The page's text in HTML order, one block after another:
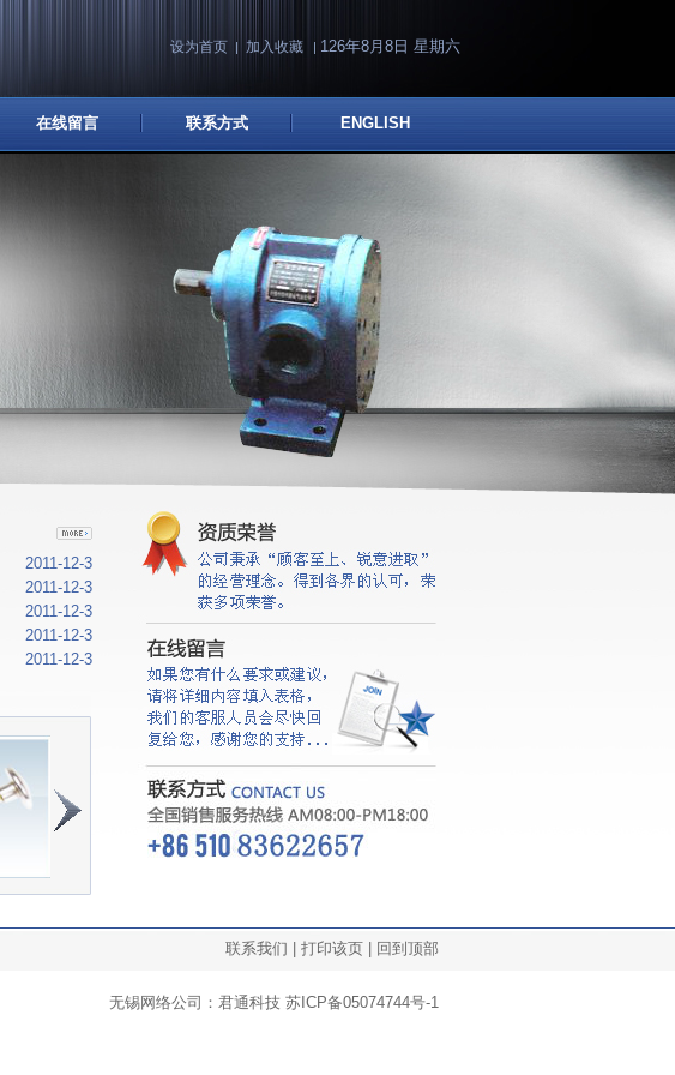
设为首页 | 加入收藏 | 126年8月8日 星期六
在线留言 联系方式 ENGLISH
2011-12-3
2011-12-3
2011-12-3
2011-12-3
2011-12-3
联系我们 打印该页 回到顶部
无锡网络公司：君通科技 苏ICP备05074744号-1